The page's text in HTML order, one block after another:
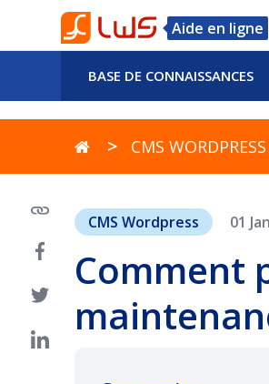
Aide en ligne
BASE DE CONNAISSANCES
CMS WORDPRESS
CMS Wordpress 01
Comment